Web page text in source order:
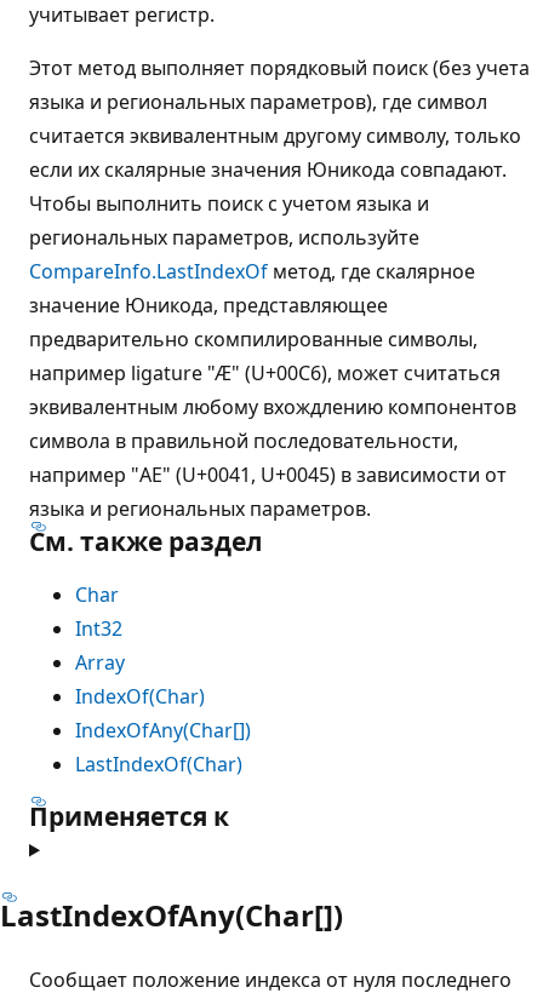
учитывает регистр.
Этот метод выполняет порядковый поиск (без учета
языка и региональных параметров), где символ
считается эквивалентным другому символу, только
если их скалярные значения Юникода совпадают.
Чтобы выполнить поиск с учетом языка и
региональных параметров, используйте
CompareInfo.LastIndexOf метод, где скалярное
значение Юникода, представляющее
предварительно скомпилированные символы,
например ligature "Æ" (U+00C6), может считаться
эквивалентным любому вхождлению компонентов
символа в правильной последовательности,
например "AE" (U+0041, U+0045) в зависимости от
языка и региональных параметров.
См. также раздел
Char
Int32
Array
IndexOf(Char)
IndexOfAny(Char[])
LastIndexOf(Char)
Применяется к
LastIndexOfAny(Char[])
Сообщает положение индекса от нуля последнего